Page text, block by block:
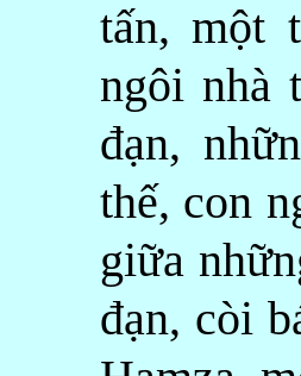
tấn, một
ngôi nhà
đạn,
thế, con
giữa
đạn, còi